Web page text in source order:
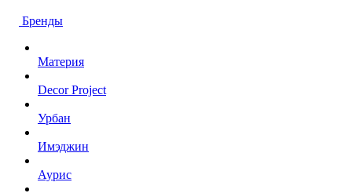
Бренды
Материя
Decor Project
Урбан
Имэджин
Аурис